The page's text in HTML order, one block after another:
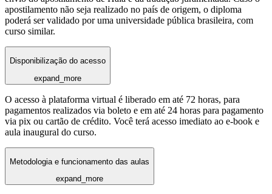
apostilamento não seja realizado no país de origem, o diploma
poderá ser validado por uma universidade pública brasileira, com
curso similar.
Disponibilização do acesso
expand_more
O acesso à plataforma virtual é liberado em até 72 horas, para
pagamentos realizados via boleto e em até 24 horas para pagamento
via pix ou cartão de crédito. Você terá acesso imediato ao e-book e
aula inaugural do curso.
Metodologia e funcionamento das aulas
expand_more